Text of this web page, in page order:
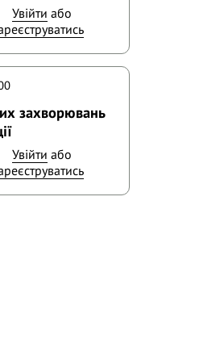
Увійти або
захворювань
Увійти або